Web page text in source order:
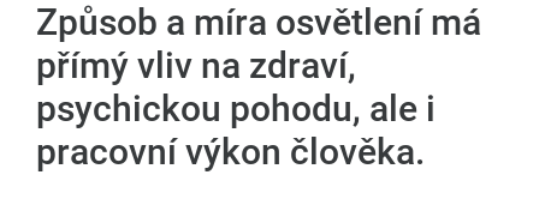
Způsob a míra osvětlení má
přímý vliv na zdraví,
psychickou pohodu, ale i
pracovní výkon člověka.